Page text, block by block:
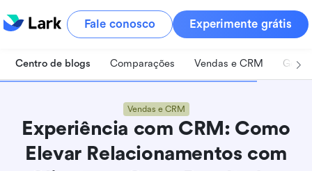
Fale conosco Experimente grátis
Centro de blogs Comparações Vendas e CRM
Vendas e CRM
Experiência com CRM: Como
Elevar Relacionamentos com